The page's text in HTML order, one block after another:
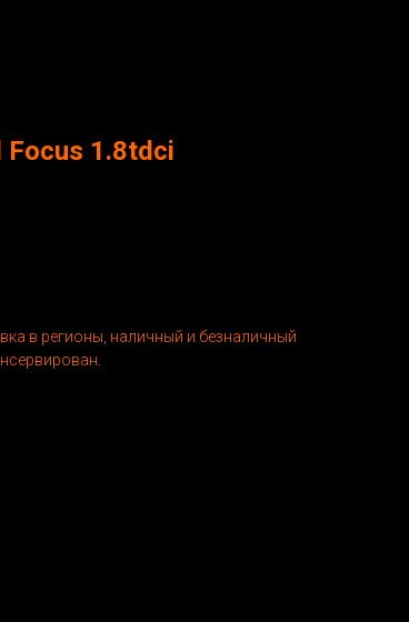
Focus 1.8tdci
в регионы, наличный и безналичный